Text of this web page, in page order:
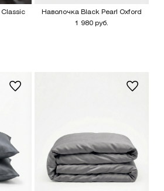
Classic
Наволочка Black Pearl Oxford
1 980 руб.